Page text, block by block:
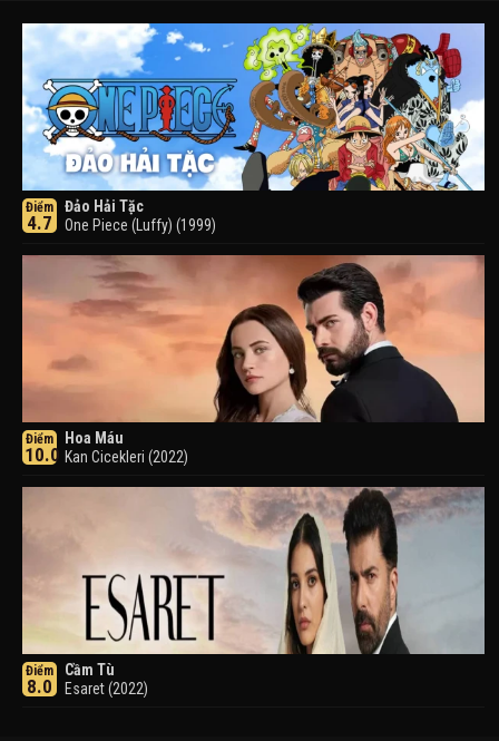
Điểm
4.7
Đảo Hải Tặc
One Piece (Luffy) (1999)
Điểm
10.0
Hoa Máu
Kan Cicekleri (2022)
Điểm
8.0
Cầm Tù
Esaret (2022)